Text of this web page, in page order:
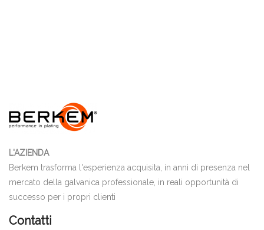
L'AZIENDA
Berkem trasforma l'esperienza acquisita, in anni di presenza nel
mercato della galvanica professionale, in reali opportunità di
successo per i propri clienti
Contatti